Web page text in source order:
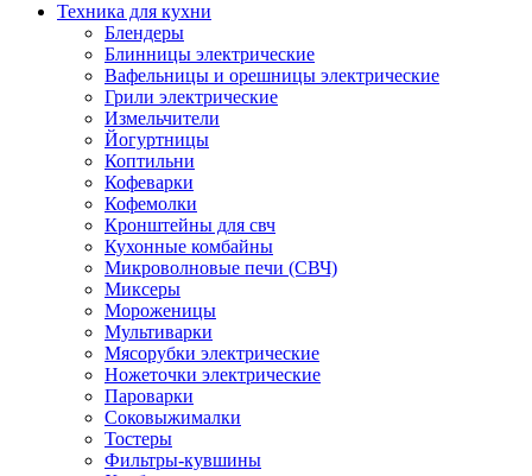
Техника для кухни
Блендеры
Блинницы электрические
Вафельницы и орешницы электрические
Грили электрические
Измельчители
Йогуртницы
Коптильни
Кофеварки
Кофемолки
Кронштейны для свч
Кухонные комбайны
Микроволновые печи (СВЧ)
Миксеры
Мороженицы
Мультиварки
Мясорубки электрические
Ножеточки электрические
Пароварки
Соковыжималки
Тостеры
Фильтры-кувшины